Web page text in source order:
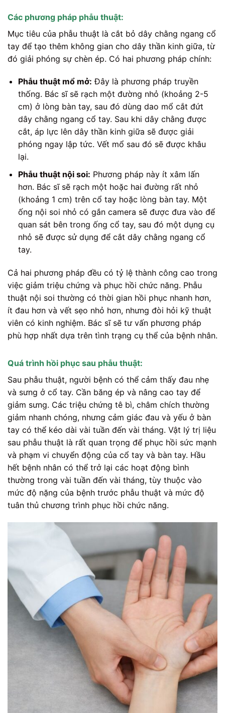
Các phương pháp phẫu thuật:
Mục tiêu của phẫu thuật là cắt bỏ dây chằng ngang cổ
tay để tạo thêm không gian cho dây thần kinh giữa, từ
đó giải phóng sự chèn ép. Có hai phương pháp chính:
Phẫu thuật mổ mở: Đây là phương pháp truyền
thống. Bác sĩ sẽ rạch một đường nhỏ (khoảng 2-5
cm) ở lòng bàn tay, sau đó dùng dao mổ cắt đứt
dây chằng ngang cổ tay. Sau khi dây chằng được
cắt, áp lực lên dây thần kinh giữa sẽ được giải
phóng ngay lập tức. Vết mổ sau đó sẽ được khâu
lại.
Phẫu thuật nội soi: Phương pháp này ít xâm lấn
hơn. Bác sĩ sẽ rạch một hoặc hai đường rất nhỏ
(khoảng 1 cm) trên cổ tay hoặc lòng bàn tay. Một
ống nội soi nhỏ có gắn camera sẽ được đưa vào để
quan sát bên trong ống cổ tay, sau đó một dụng cụ
nhỏ sẽ được sử dụng để cắt dây chằng ngang cổ
tay.
Cả hai phương pháp đều có tỷ lệ thành công cao trong
việc giảm triệu chứng và phục hồi chức năng. Phẫu
thuật nội soi thường có thời gian hồi phục nhanh hơn,
ít đau hơn và vết sẹo nhỏ hơn, nhưng đòi hỏi kỹ thuật
viên có kinh nghiệm. Bác sĩ sẽ tư vấn phương pháp
phù hợp nhất dựa trên tình trạng cụ thể của bệnh nhân.
Quá trình hồi phục sau phẫu thuật:
Sau phẫu thuật, người bệnh có thể cảm thấy đau nhẹ
và sưng ở cổ tay. Cần băng ép và nâng cao tay để
giảm sưng. Các triệu chứng tê bì, châm chích thường
giảm nhanh chóng, nhưng cảm giác đau và yếu ở bàn
tay có thể kéo dài vài tuần đến vài tháng. Vật lý trị liệu
sau phẫu thuật là rất quan trọng để phục hồi sức mạnh
và phạm vi chuyển động của cổ tay và bàn tay. Hầu
hết bệnh nhân có thể trở lại các hoạt động bình
thường trong vài tuần đến vài tháng, tùy thuộc vào
mức độ nặng của bệnh trước phẫu thuật và mức độ
tuân thủ chương trình phục hồi chức năng.